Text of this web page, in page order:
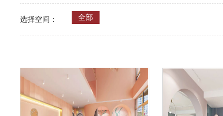
选择空间： 全部